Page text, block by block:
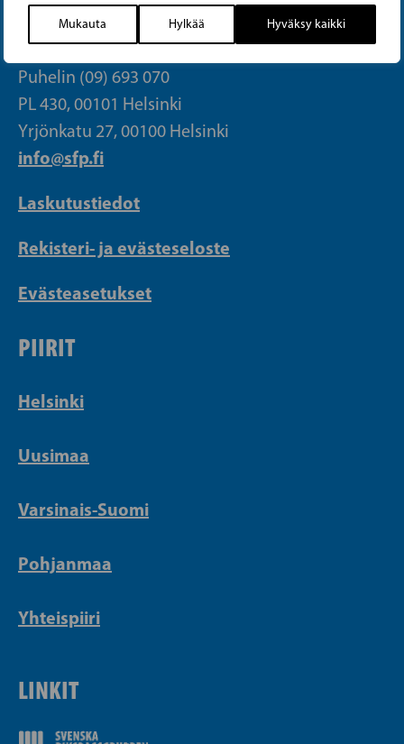
Mukauta Hylkää Hyväksy kaikki
PUOLUETOIMISTO
Puhelin (09) 693 070
PL 430, 00101 Helsinki
Yrjönkatu 27, 00100 Helsinki
info@sfp.fi
Laskutustiedot
Rekisteri- ja evästeseloste
Evästeasetukset
PIIRIT
Helsinki
Uusimaa
Varsinais-Suomi
Pohjanmaa
Yhteispiiri
LINKIT